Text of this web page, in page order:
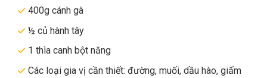
400g cánh gà
½ củ hành tây
1 thìa canh bột năng
Các loại gia vị cần thiết: đường, muối, dầu hào, giấm